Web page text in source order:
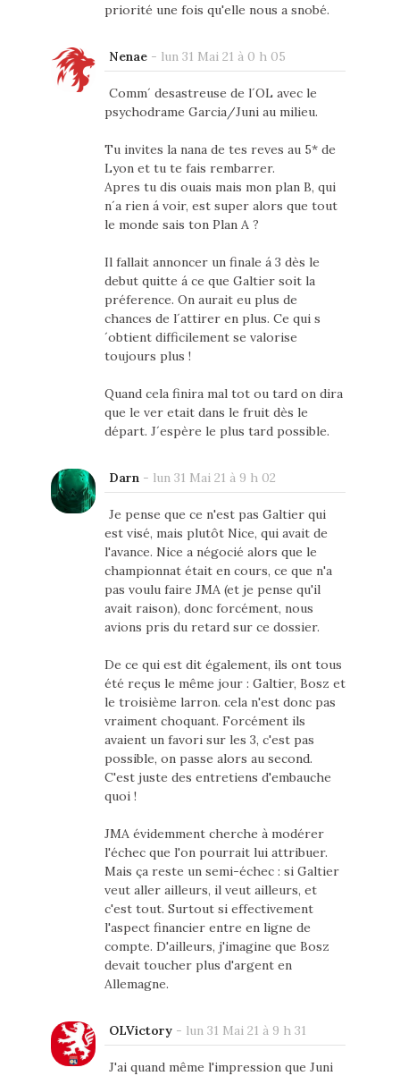
priorité une fois qu'elle nous a snobé.
Nenae- lun 31 Mai 21 à 0 h 05
Comm´ desastreuse de l´OL avec le
psychodrame Garcia/Juni au milieu.
Tu invites la nana de tes reves au 5* de
Lyon et tu te fais rembarrer.
Apres tu dis ouais mais mon plan B, qui
n´a rien á voir, est super alors que tout
le monde sais ton Plan A ?
Il fallait annoncer un finale á 3 dès le
debut quitte á ce que Galtier soit la
préference. On aurait eu plus de
chances de l´attirer en plus. Ce qui s
´obtient difficilement se valorise
toujours plus !
Quand cela finira mal tot ou tard on dira
que le ver etait dans le fruit dès le
départ. J´espère le plus tard possible.
Darn- lun 31 Mai 21 à 9 h 02
Je pense que ce n'est pas Galtier qui
est visé, mais plutôt Nice, qui avait de
l'avance. Nice a négocié alors que le
championnat était en cours, ce que n'a
pas voulu faire JMA (et je pense qu'il
avait raison), donc forcément, nous
avions pris du retard sur ce dossier.
De ce qui est dit également, ils ont tous
été reçus le même jour : Galtier, Bosz et
le troisième larron. cela n'est donc pas
vraiment choquant. Forcément ils
avaient un favori sur les 3, c'est pas
possible, on passe alors au second.
C'est juste des entretiens d'embauche
quoi !
JMA évidemment cherche à modérer
l'échec que l'on pourrait lui attribuer.
Mais ça reste un semi-échec : si Galtier
veut aller ailleurs, il veut ailleurs, et
c'est tout. Surtout si effectivement
l'aspect financier entre en ligne de
compte. D'ailleurs, j'imagine que Bosz
devait toucher plus d'argent en
Allemagne.
OLVictory- lun 31 Mai 21 à 9 h 31
J'ai quand même l'impression que Juni